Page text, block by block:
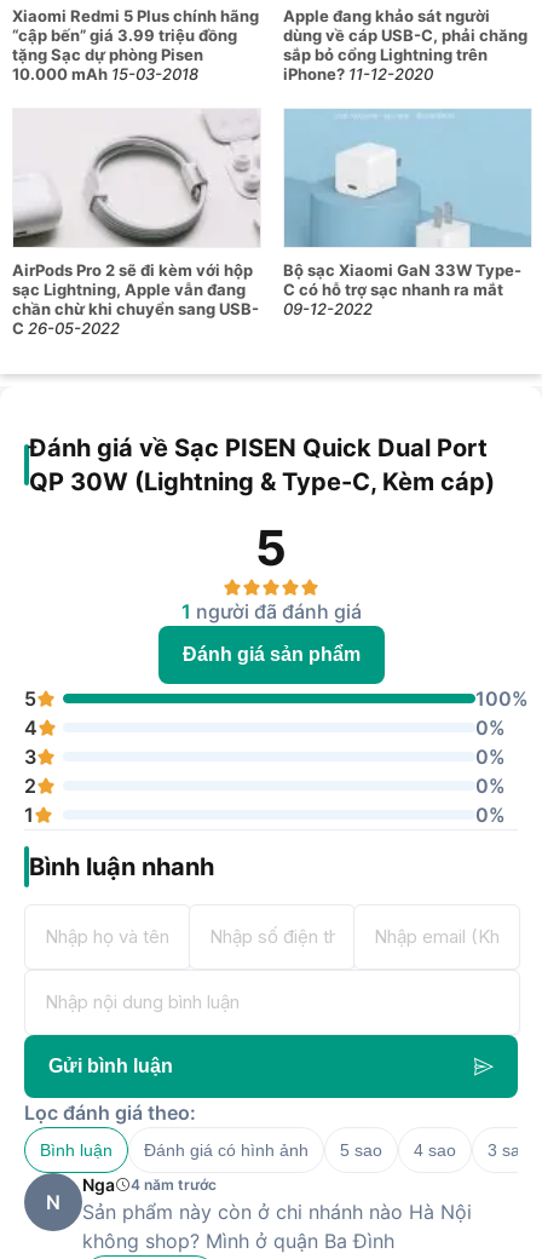
Xiaomi Redmi 5 Plus chính hãng
“cập bến” giá 3.99 triệu đồng
tặng Sạc dự phòng Pisen
10.000 mAh 15-03-2018
Apple đang khảo sát người
dùng về cáp USB-C, phải chăng
sắp bỏ cổng Lightning trên
iPhone? 11-12-2020
AirPods Pro 2 sẽ đi kèm với hộp
sạc Lightning, Apple vẫn đang
chần chừ khi chuyển sang USB-
C 26-05-2022
Bộ sạc Xiaomi GaN 33W Type-
C có hỗ trợ sạc nhanh ra mắt
09-12-2022
Đánh giá về Sạc PISEN Quick Dual Port
QP 30W (Lightning & Type-C, Kèm cáp)
5
1 người đã đánh giá
Đánh giá sản phẩm
5
100%
4
0%
3
0%
2
0%
1
0%
Bình luận nhanh
Gửi bình luận
Lọc đánh giá theo:
Bình luận Đánh giá có hình ảnh 5 sao 4 sao 3 sao
N
Nga 4 năm trước
Sản phẩm này còn ở chi nhánh nào Hà Nội
không shop? Mình ở quận Ba Đình